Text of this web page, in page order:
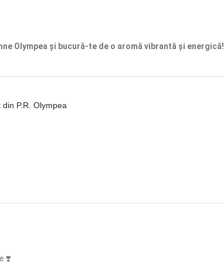
Olympea și bucură-te de o aromă vibrantă și energică!
P.R. Olympea
❣️